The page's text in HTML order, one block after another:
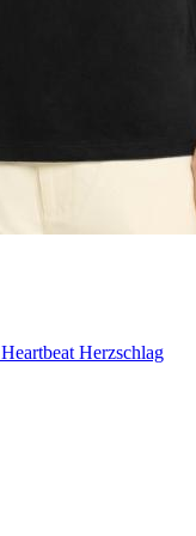
Herzschlag